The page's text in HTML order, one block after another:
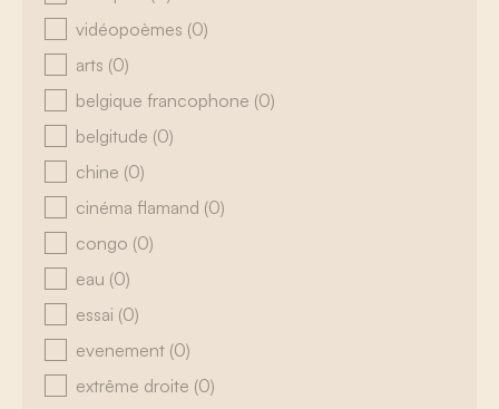
vidéopoèmes (0)
arts (0)
belgique francophone (0)
belgitude (0)
chine (0)
cinéma flamand (0)
congo (0)
eau (0)
essai (0)
evenement (0)
extrême droite (0)